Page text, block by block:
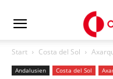
Start Costa del Sol
Andalusien Costa del Sol